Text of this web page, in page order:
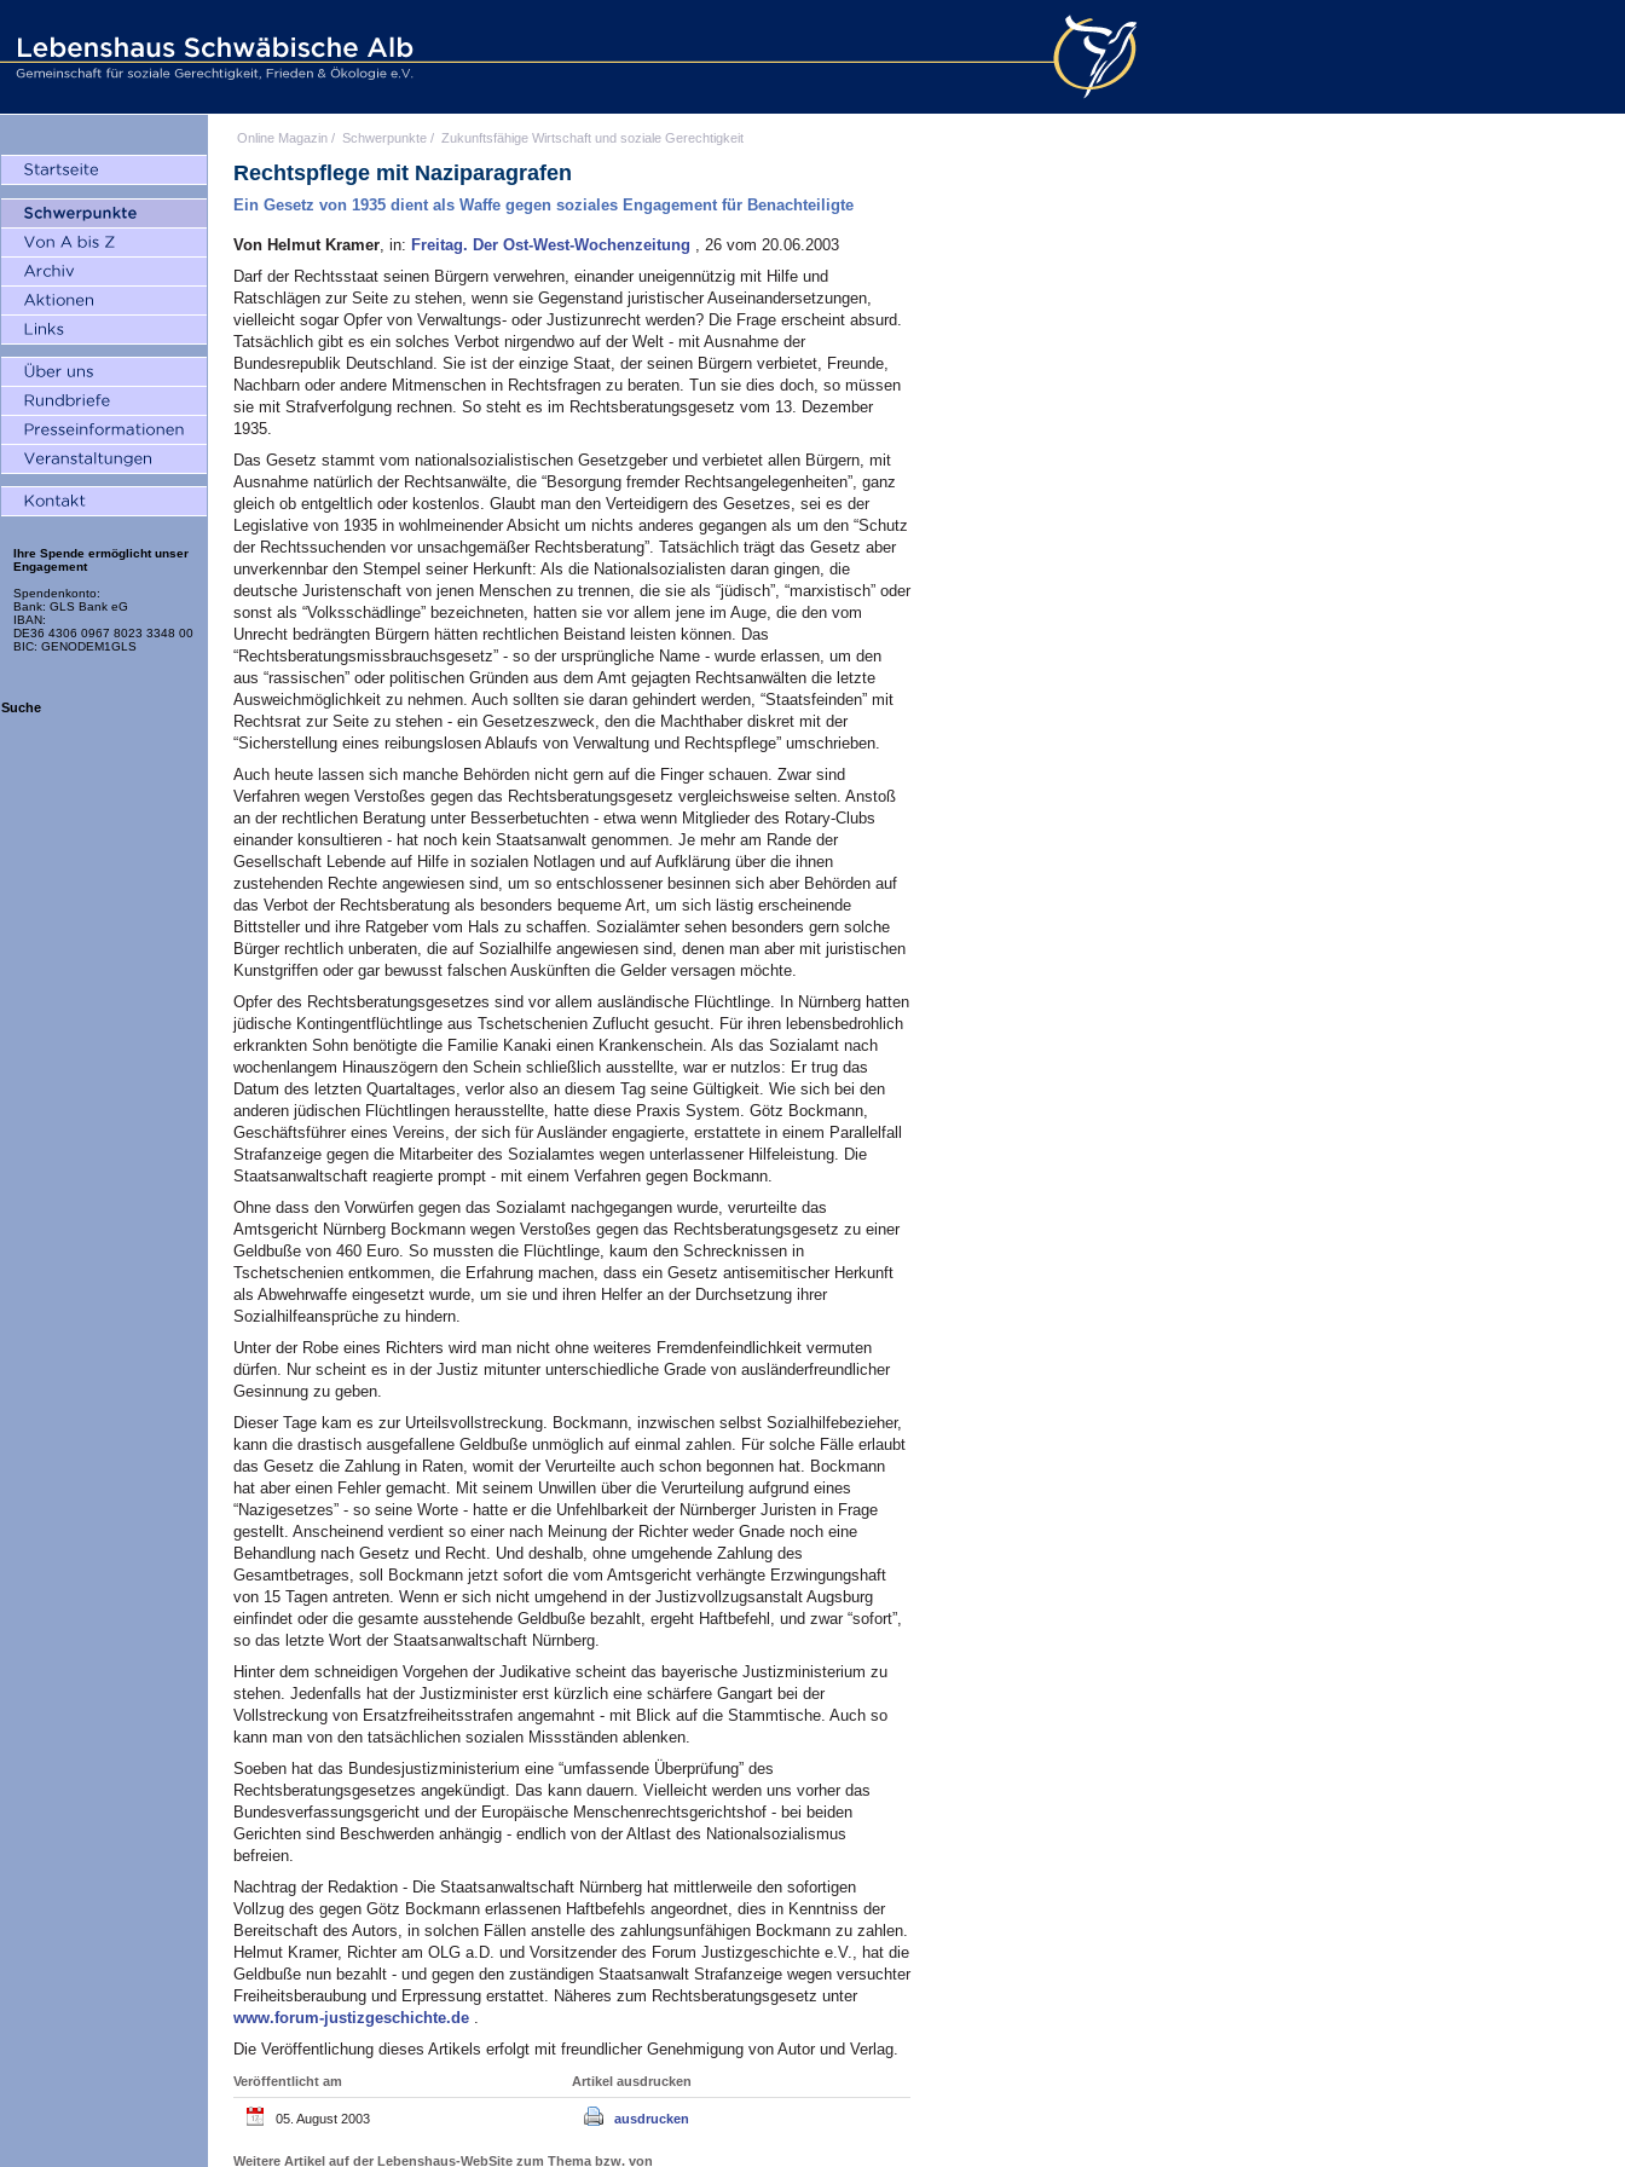
Ihre Spende ermöglicht unser
Engagement
Spendenkonto:
Bank: GLS Bank eG
IBAN:
DE36 4306 0967 8023 3348 00
BIC: GENODEM1GLS
Suche
Online Magazin / Schwerpunkte / Zukunftsfähige Wirtschaft und soziale Gerechtigkeit
Rechtspflege mit Naziparagrafen
Ein Gesetz von 1935 dient als Waffe gegen soziales Engagement für Benachteiligte
Von Helmut Kramer, in: Freitag. Der Ost-West-Wochenzeitung , 26 vom 20.06.2003
Darf der Rechtsstaat seinen Bürgern verwehren, einander uneigennützig mit Hilfe und
Ratschlägen zur Seite zu stehen, wenn sie Gegenstand juristischer Auseinandersetzungen,
vielleicht sogar Opfer von Verwaltungs- oder Justizunrecht werden? Die Frage erscheint absurd.
Tatsächlich gibt es ein solches Verbot nirgendwo auf der Welt - mit Ausnahme der
Bundesrepublik Deutschland. Sie ist der einzige Staat, der seinen Bürgern verbietet, Freunde,
Nachbarn oder andere Mitmenschen in Rechtsfragen zu beraten. Tun sie dies doch, so müssen
sie mit Strafverfolgung rechnen. So steht es im Rechtsberatungsgesetz vom 13. Dezember
1935.
Das Gesetz stammt vom nationalsozialistischen Gesetzgeber und verbietet allen Bürgern, mit
Ausnahme natürlich der Rechtsanwälte, die “Besorgung fremder Rechtsangelegenheiten”, ganz
gleich ob entgeltlich oder kostenlos. Glaubt man den Verteidigern des Gesetzes, sei es der
Legislative von 1935 in wohlmeinender Absicht um nichts anderes gegangen als um den “Schutz
der Rechtssuchenden vor unsachgemäßer Rechtsberatung”. Tatsächlich trägt das Gesetz aber
unverkennbar den Stempel seiner Herkunft: Als die Nationalsozialisten daran gingen, die
deutsche Juristenschaft von jenen Menschen zu trennen, die sie als “jüdisch”, “marxistisch” oder
sonst als “Volksschädlinge” bezeichneten, hatten sie vor allem jene im Auge, die den vom
Unrecht bedrängten Bürgern hätten rechtlichen Beistand leisten können. Das
“Rechtsberatungsmissbrauchsgesetz” - so der ursprüngliche Name - wurde erlassen, um den
aus “rassischen” oder politischen Gründen aus dem Amt gejagten Rechtsanwälten die letzte
Ausweichmöglichkeit zu nehmen. Auch sollten sie daran gehindert werden, “Staatsfeinden” mit
Rechtsrat zur Seite zu stehen - ein Gesetzeszweck, den die Machthaber diskret mit der
“Sicherstellung eines reibungslosen Ablaufs von Verwaltung und Rechtspflege” umschrieben.
Auch heute lassen sich manche Behörden nicht gern auf die Finger schauen. Zwar sind
Verfahren wegen Verstoßes gegen das Rechtsberatungsgesetz vergleichsweise selten. Anstoß
an der rechtlichen Beratung unter Besserbetuchten - etwa wenn Mitglieder des Rotary-Clubs
einander konsultieren - hat noch kein Staatsanwalt genommen. Je mehr am Rande der
Gesellschaft Lebende auf Hilfe in sozialen Notlagen und auf Aufklärung über die ihnen
zustehenden Rechte angewiesen sind, um so entschlossener besinnen sich aber Behörden auf
das Verbot der Rechtsberatung als besonders bequeme Art, um sich lästig erscheinende
Bittsteller und ihre Ratgeber vom Hals zu schaffen. Sozialämter sehen besonders gern solche
Bürger rechtlich unberaten, die auf Sozialhilfe angewiesen sind, denen man aber mit juristischen
Kunstgriffen oder gar bewusst falschen Auskünften die Gelder versagen möchte.
Opfer des Rechtsberatungsgesetzes sind vor allem ausländische Flüchtlinge. In Nürnberg hatten
jüdische Kontingentflüchtlinge aus Tschetschenien Zuflucht gesucht. Für ihren lebensbedrohlich
erkrankten Sohn benötigte die Familie Kanaki einen Krankenschein. Als das Sozialamt nach
wochenlangem Hinauszögern den Schein schließlich ausstellte, war er nutzlos: Er trug das
Datum des letzten Quartaltages, verlor also an diesem Tag seine Gültigkeit. Wie sich bei den
anderen jüdischen Flüchtlingen herausstellte, hatte diese Praxis System. Götz Bockmann,
Geschäftsführer eines Vereins, der sich für Ausländer engagierte, erstattete in einem Parallelfall
Strafanzeige gegen die Mitarbeiter des Sozialamtes wegen unterlassener Hilfeleistung. Die
Staatsanwaltschaft reagierte prompt - mit einem Verfahren gegen Bockmann.
Ohne dass den Vorwürfen gegen das Sozialamt nachgegangen wurde, verurteilte das
Amtsgericht Nürnberg Bockmann wegen Verstoßes gegen das Rechtsberatungsgesetz zu einer
Geldbuße von 460 Euro. So mussten die Flüchtlinge, kaum den Schrecknissen in
Tschetschenien entkommen, die Erfahrung machen, dass ein Gesetz antisemitischer Herkunft
als Abwehrwaffe eingesetzt wurde, um sie und ihren Helfer an der Durchsetzung ihrer
Sozialhilfeansprüche zu hindern.
Unter der Robe eines Richters wird man nicht ohne weiteres Fremdenfeindlichkeit vermuten
dürfen. Nur scheint es in der Justiz mitunter unterschiedliche Grade von ausländerfreundlicher
Gesinnung zu geben.
Dieser Tage kam es zur Urteilsvollstreckung. Bockmann, inzwischen selbst Sozialhilfebezieher,
kann die drastisch ausgefallene Geldbuße unmöglich auf einmal zahlen. Für solche Fälle erlaubt
das Gesetz die Zahlung in Raten, womit der Verurteilte auch schon begonnen hat. Bockmann
hat aber einen Fehler gemacht. Mit seinem Unwillen über die Verurteilung aufgrund eines
“Nazigesetzes” - so seine Worte - hatte er die Unfehlbarkeit der Nürnberger Juristen in Frage
gestellt. Anscheinend verdient so einer nach Meinung der Richter weder Gnade noch eine
Behandlung nach Gesetz und Recht. Und deshalb, ohne umgehende Zahlung des
Gesamtbetrages, soll Bockmann jetzt sofort die vom Amtsgericht verhängte Erzwingungshaft
von 15 Tagen antreten. Wenn er sich nicht umgehend in der Justizvollzugsanstalt Augsburg
einfindet oder die gesamte ausstehende Geldbuße bezahlt, ergeht Haftbefehl, und zwar “sofort”,
so das letzte Wort der Staatsanwaltschaft Nürnberg.
Hinter dem schneidigen Vorgehen der Judikative scheint das bayerische Justizministerium zu
stehen. Jedenfalls hat der Justizminister erst kürzlich eine schärfere Gangart bei der
Vollstreckung von Ersatzfreiheitsstrafen angemahnt - mit Blick auf die Stammtische. Auch so
kann man von den tatsächlichen sozialen Missständen ablenken.
Soeben hat das Bundesjustizministerium eine “umfassende Überprüfung” des
Rechtsberatungsgesetzes angekündigt. Das kann dauern. Vielleicht werden uns vorher das
Bundesverfassungsgericht und der Europäische Menschenrechtsgerichtshof - bei beiden
Gerichten sind Beschwerden anhängig - endlich von der Altlast des Nationalsozialismus
befreien.
Nachtrag der Redaktion - Die Staatsanwaltschaft Nürnberg hat mittlerweile den sofortigen
Vollzug des gegen Götz Bockmann erlassenen Haftbefehls angeordnet, dies in Kenntniss der
Bereitschaft des Autors, in solchen Fällen anstelle des zahlungsunfähigen Bockmann zu zahlen.
Helmut Kramer, Richter am OLG a.D. und Vorsitzender des Forum Justizgeschichte e.V., hat die
Geldbuße nun bezahlt - und gegen den zuständigen Staatsanwalt Strafanzeige wegen versuchter
Freiheitsberaubung und Erpressung erstattet. Näheres zum Rechtsberatungsgesetz unter
www.forum-justizgeschichte.de .
Die Veröffentlichung dieses Artikels erfolgt mit freundlicher Genehmigung von Autor und Verlag.
Veröffentlicht am
05. August 2003
Artikel ausdrucken
ausdrucken
Weitere Artikel auf der Lebenshaus-WebSite zum Thema bzw. von